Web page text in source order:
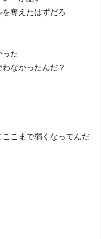
奪えたはずだろ
った
なかったんだ？
こまで弱くなってんだ